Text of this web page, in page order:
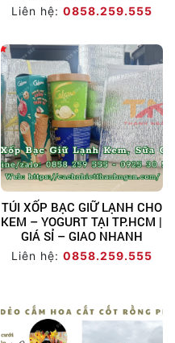
Liên hệ: 0858.259.555
TÚI XỐP BẠC GIỮ LẠNH CHO
KEM – YOGURT TẠI TP.HCM |
GIÁ SỈ – GIAO NHANH
Liên hệ: 0858.259.555